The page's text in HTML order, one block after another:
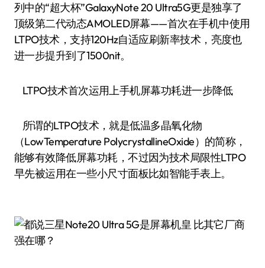
列中的“超大杯”GalaxyNote 20 Ultra5G更是独享了
顶级第二代动态AMOLED屏幕——首次在手机中使用
LTPO技术，支持120Hz自适应刷新率技术，亮度也
进一步提升到了1500nit。
LTPO技术首次运用上手机屏幕功耗进一步降低
所谓的LTPO技术，就是低温多晶氧化物
（LowTemperature PolycrystallineOxide）的简称，
能够有效降低屏幕功耗，不过因为技术局限性LTPO
早先被运用在一些小尺寸面板比如智能手表上。